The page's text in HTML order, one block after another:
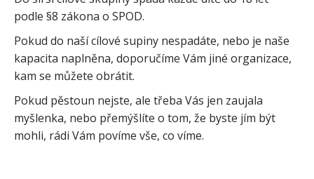
podle §8 zákona o SPOD.
Pokud do naší cílové supiny nespadáte, nebo je naše
kapacita naplněna, doporučíme Vám jiné organizace,
kam se můžete obrátit.
Pokud pěstoun nejste, ale třeba Vás jen zaujala
myšlenka, nebo přemýšlíte o tom, že byste jím být
mohli, rádi Vám povíme vše, co víme.